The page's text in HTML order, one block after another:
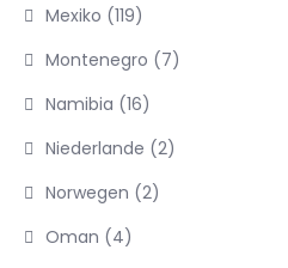
Mexiko (119)
Montenegro (7)
Namibia (16)
Niederlande (2)
Norwegen (2)
Oman (4)